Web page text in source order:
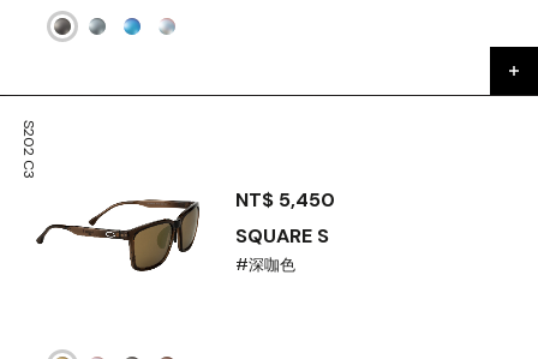
S202 C3
NT$ 5,450
SQUARE S
#深咖色